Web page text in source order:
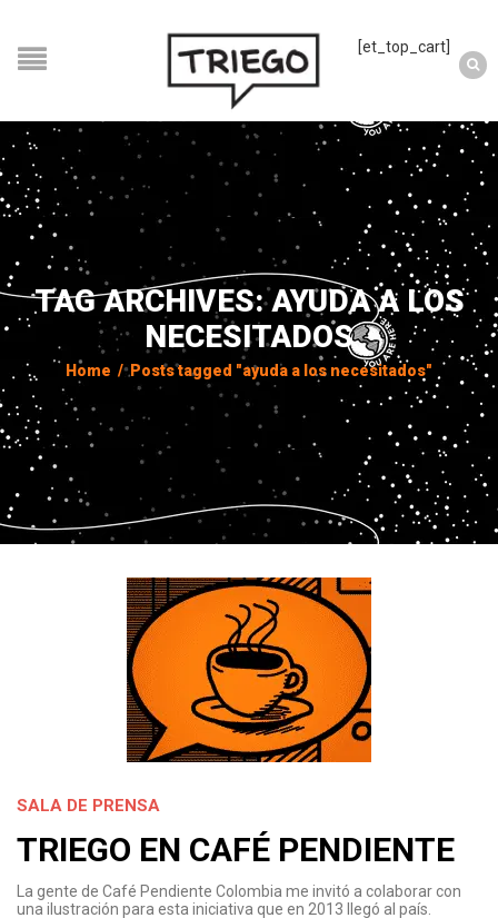
[et_top_cart]
TAG ARCHIVES: AYUDA A LOS
NECESITADOS
Home / Posts tagged "ayuda a los necesitados"
SALA DE PRENSA
TRIEGO EN CAFÉ PENDIENTE
La gente de Café Pendiente Colombia me invitó a colaborar con
una ilustración para esta iniciativa que en 2013 llegó al país.